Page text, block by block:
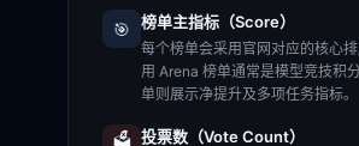
🎯 榜单主指标（Score）
每个榜单会采用官网对应的核心
用 Arena 榜单通常是模型竞技积
单则展示净提升及多项任务指标。
🗳️ 投票数（Vote Count）